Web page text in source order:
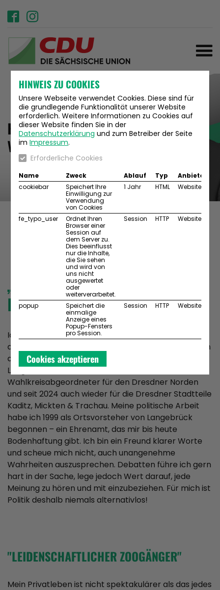
Heimat braucht
Verlässlichkeit.
Christian
Hartmann
Ihr Abgeordneter für den
Dresdner Norden und die
Stadtteile Kaditz, Mickten
und Trachau.
Wahlkreis 40
ÜBER MICH
„POLITIKER MIT
BODENHAFTUNG“
Ich bin Christian Hartmann, 51 Jahre alt,
ausgebildeter Polizeibeamter, verheiratet, Vater von
drei Kindern und lebe mit meiner Familie in Dresden-
Langebrück. Seit 2009 bin ich Ihr
Wahlkreisabgeordneter für den Dresdner Norden
und seit 2024 auch wieder für die Dresdner Stadtteile
Kaditz, Mickten & Trachau. Meine politische Arbeit
habe ich 1999 als Ortsvorsteher von Langebrück
begonnen – ein Ehrenamt, das mir bis heute
Bodenhaftung gibt. Ich bin ein Freund klarer Worte
und scheue mich nicht, auch unangenehme
Wahrheiten auszusprechen. Debatten führe ich gern
hart in der Sache, lege jedoch Wert darauf, jede
Meinung zu hören und mit einzubeziehen. Für mich ist
Politik deshalb niemals alternativlos!
"LEIDENSCHAFTLICHER ZOOGÄNGER"
Mein Privatleben ist nicht spektakulärer als das jedes
HINWEIS ZU COOKIES
Unsere Webseite verwendet Cookies. Diese sind für
die grundlegende Funktionalität unserer Website
erforderlich. Weitere Informationen zu Cookies auf
dieser Website finden Sie in der
Datenschutzerklärung und zum Betreiber der Seite
imImpressum.
Erforderliche Cookies
Name Zweck Ablauf Typ
Anbieter
cookiebar
Speichert Ihre
Einwilligung zur
Verwendung
von Cookies
1 Jahr HTML Website
fe_typo_user
Ordnet Ihren
Browser einer
Session auf
dem Server zu.
Dies beeinflusst
nur die Inhalte,
die Sie sehen
und wird von
uns nicht
ausgewertet
oder
weiterverarbeitet.
Session HTTP Website
popup
Speichert die
einmalige
Anzeige eines
Popup-Fensters
pro Session.
Session HTTP Website
Cookies akzeptieren